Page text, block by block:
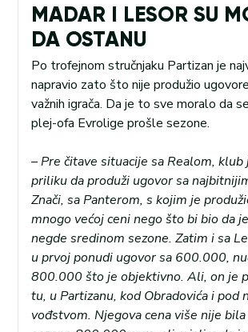
MADAR I LESOR SU
DA OSTANU
Po trofejnom stručnjaku Partizan je
napravio zato što nije produžio
važnih igrača. Da je to sve moralo da
plej-ofa Evrolige prošle sezone.
–Pre čitave situacije sa Realom,
priliku da produži ugovor sa
Znači, sa Panterom, s kojim je
mnogo većoj ceni nego što bi bio da
negde sredinom sezone. Zatim i sa
u prvoj ponudi ugovor sa 600.000,
800.000 što je objektivno. Ali, on je
tu, u Partizanu, kod Obradovića i pod
vođstvom. Njegova cena više nije